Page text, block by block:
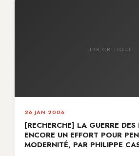
LIBR-CRITIQUE
26 JAN 2006
[RECHERCHE] LA GUERRE DES
ENCORE UN EFFORT POUR
MODERNITÉ, PAR PHILIPPE